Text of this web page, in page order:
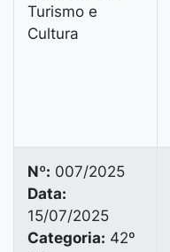
Turismo e
Cultura
Nº: 007/2025
Data:
15/07/2025
Categoria: 42º